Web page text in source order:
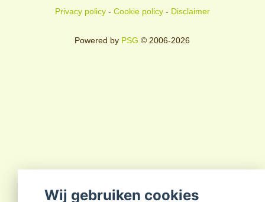
Privacy policy- Cookie policy- Disclaimer
Powered by PSG © 2006-2026
Wij gebruiken cookies